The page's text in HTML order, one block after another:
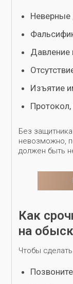
Неверные
Давление
Изъятие
Без
невозможно,
должен быть
Как
на обыск
Чтобы